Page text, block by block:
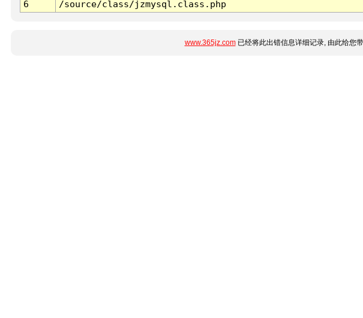
6
/source/class/jzmysql.class.php
www.365jz.com已经将此出错信息详细记录, 由此给您